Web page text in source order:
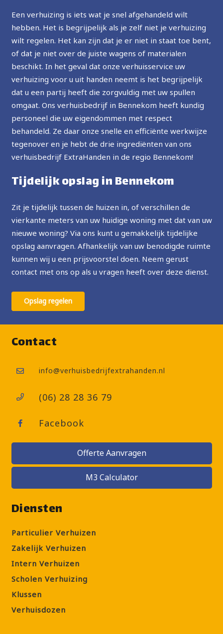
Een verhuizing is iets wat je snel afgehandeld wilt
hebben. Het is begrijpelijk als je zelf niet je verhuizing
wilt regelen. Het kan zijn dat je er niet in staat toe bent,
of dat je niet over de juiste wagens of materialen
beschikt. In het geval dat onze verhuisservice uw
verhuizing voor u uit handen neemt is het begrijpelijk
dat u een partij heeft die zorgvuldig met uw spullen
omgaat. Ons verhuisbedrijf in Bennekom heeft kundig
personeel die uw eigendommen met respect
behandeld. Ze daar onze snelle en efficiënte werkwijze
tegenover en je hebt de drie ingrediënten van ons
verhuisbedrijf ExtraHanden in de regio Bennekom!
Tijdelijk opslag in Bennekom
Zit je tijdelijk tussen de huizen in, of verschillen de
vierkante meters van uw huidige woning met dat van uw
nieuwe woning? Via ons kunt u gemakkelijk tijdelijke
opslag aanvragen. Afhankelijk van uw benodigde ruimte
kunnen wij u een prijsvoorstel doen. Neem gerust
contact met ons op als u vragen heeft over deze dienst.
Opslag regelen
Contact
info@verhuisbedrijfextrahanden.nl
(06) 28 28 36 79
Facebook
Offerte Aanvragen
M3 Calculator
Diensten
Particulier Verhuizen
Zakelijk Verhuizen
Intern Verhuizen
Scholen Verhuizing
Klussen
Verhuisdozen